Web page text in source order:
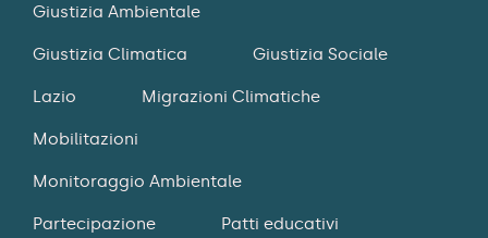
Giustizia Ambientale
Giustizia Climatica Giustizia Sociale
Lazio Migrazioni Climatiche
Mobilitazioni
Monitoraggio Ambientale
Partecipazione Patti educativi